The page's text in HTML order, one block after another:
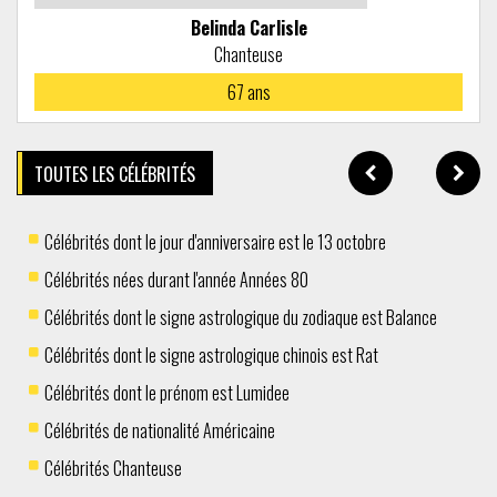
Belinda Carlisle
Chanteuse
67ans
TOUTES LES CÉLÉBRITÉS
Célébrités dont le jour d'anniversaire est le 13 octobre
Célébrités nées durant l'année Années 80
Célébrités dont le signe astrologique du zodiaque est Balance
Célébrités dont le signe astrologique chinois est Rat
Célébrités dont le prénom est Lumidee
Célébrités de nationalité Américaine
Célébrités Chanteuse